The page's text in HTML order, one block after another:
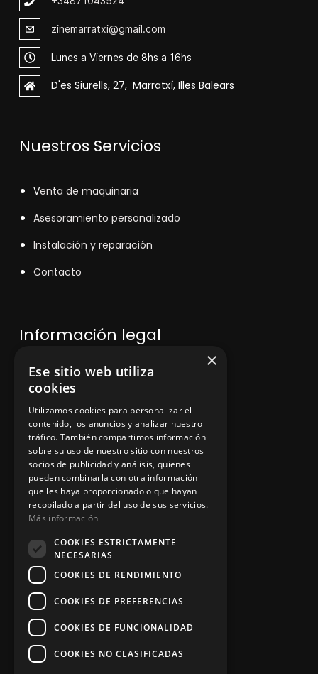
zinemarratxi@gmail.com
Lunes a Viernes de 8hs a 16hs
D'es Siurells, 27, Marratxí, Illes Balears
Nuestros Servicios
Venta de maquinaria
Asesoramiento personalizado
Instalación y reparación
Contacto
Información legal
Política de privacidad
Aviso legal
App Zine Hostelería
Síguenos
×
Ese sitio web utiliza
cookies
Utilizamos cookies para personalizar el
contenido, los anuncios y analizar nuestro
tráfico. También compartimos información
sobre su uso de nuestro sitio con nuestros
socios de publicidad y análisis, quienes
pueden combinarla con otra información
que les haya proporcionado o que hayan
recopilado a partir del uso de sus servicios.
Más información
COOKIES ESTRICTAMENTE
NECESARIAS
COOKIES DE RENDIMIENTO
COOKIES DE PREFERENCIAS
COOKIES DE FUNCIONALIDAD
COOKIES NO CLASIFICADAS